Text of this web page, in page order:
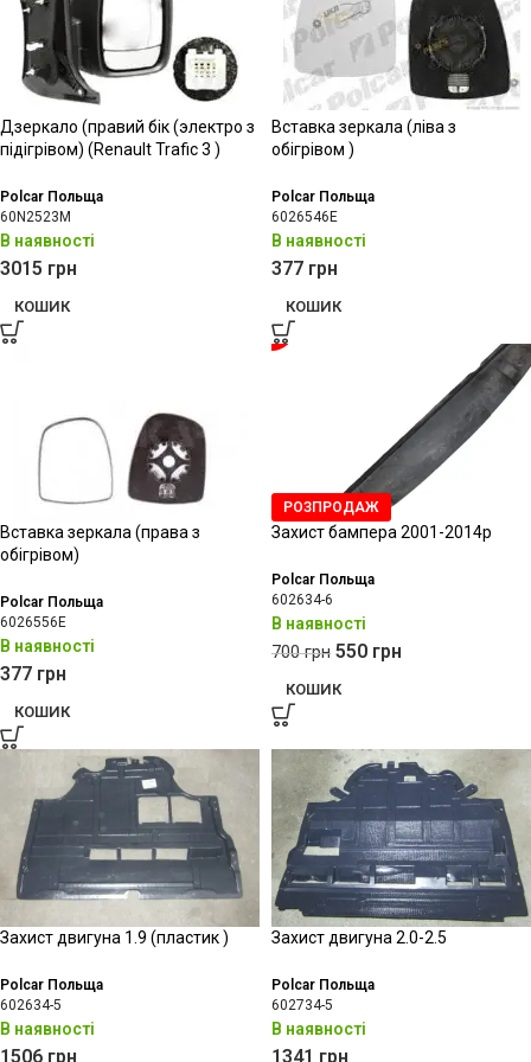
Дзеркало (правий бік (электро з
підігрівом) (Renault Trafic 3 )
Polcar Польща
60N2523M
В наявності
3015 грн
КОШИК
Вставка зеркала (ліва з
обігрівом )
Polcar Польща
6026546E
В наявності
377 грн
КОШИК
Вставка зеркала (права з
обігрівом)
Polcar Польща
6026556E
В наявності
377 грн
КОШИК
РОЗПРОДАЖ
-21%
Захист бампера 2001-2014р
Polcar Польща
602634-6
В наявності
700грн 550 грн
КОШИК
Захист двигуна 1.9 (пластик )
Polcar Польща
602634-5
В наявності
1506 грн
Захист двигуна 2.0-2.5
Polcar Польща
602734-5
В наявності
1341 грн